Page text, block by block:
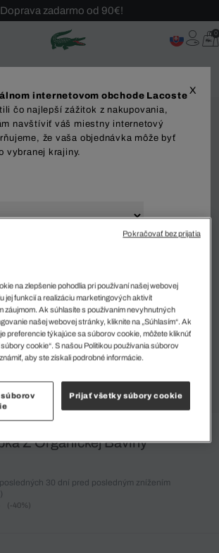
Doprava zadarmo od 90€!
Sezónny výpredaj až -40 %!
Bezplatné vrátenie!
0
Z Organickej Bavlny
30 dní pred posledným znížením
(-40%)
X
internetovom obchode Lacoste
čo najlepší zážitok z nakupovania,
navštíviť váš miestny internetový
že vaša objednávka môže byť
vybranej krajiny.
na zlepšenie pohodlia pri používaní našej webovej
jej funkcií a realizáciu marketingových aktivít
záujmom. Ak súhlasíte s používaním nevyhnutných
našej webovej stránky, kliknite na „Súhlasím“. Ak
preferencie týkajúce sa súborov cookie, môžete kliknúť
cookie“. S našou Politikou používania súborov
aby ste získali podrobné informácie.
Prijať všetky súbory cookie
Pokračovať bez prijatia